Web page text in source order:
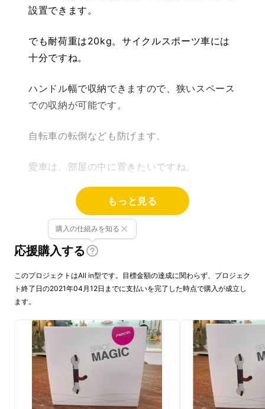
設置できます。
でも耐荷重は20kg。サイクルスポーツ車には
十分ですね。
ハンドル幅で収納できますので、狭いスペース
での収納が可能です。
自転車の転倒なども防げます。
愛車は、部屋の中に置きたいですね。
もっと見る
応援購入する
購入の仕組みを知る
このプロジェクトはAll in型です。目標金額の達成に関わらず、プロジェク
ト終了日の2021年04月12日までに支払いを完了した時点で購入が成立し
ます。